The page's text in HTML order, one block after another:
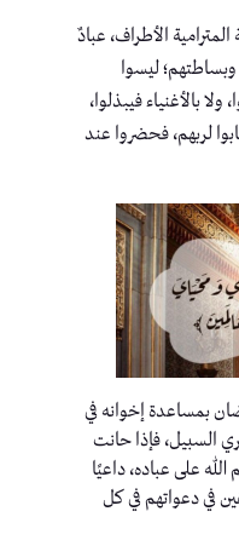
الأطراف، عبادٌ
ليسوا
ولا بالأغنياء فيبذلوا،
لربهم، فحضروا عند
بمساعدة إخوانه في
السبيل، فإذا حانت
على عباده، داعيًا
في دعواتهم في كل